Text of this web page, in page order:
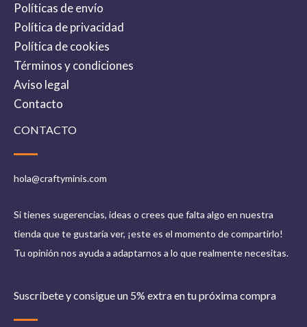
Políticas de envío
Política de privacidad
Política de cookies
Términos y condiciones
Aviso legal
Contacto
CONTACTO
hola@craftyminis.com
Si tienes sugerencias, ideas o crees que falta algo en nuestra
tienda que te gustaría ver, ¡este es el momento de compartirlo!
Tu opinión nos ayuda a adaptarnos a lo que realmente necesitas.
Suscríbete y consigue un 5% extra en tu próxima compra